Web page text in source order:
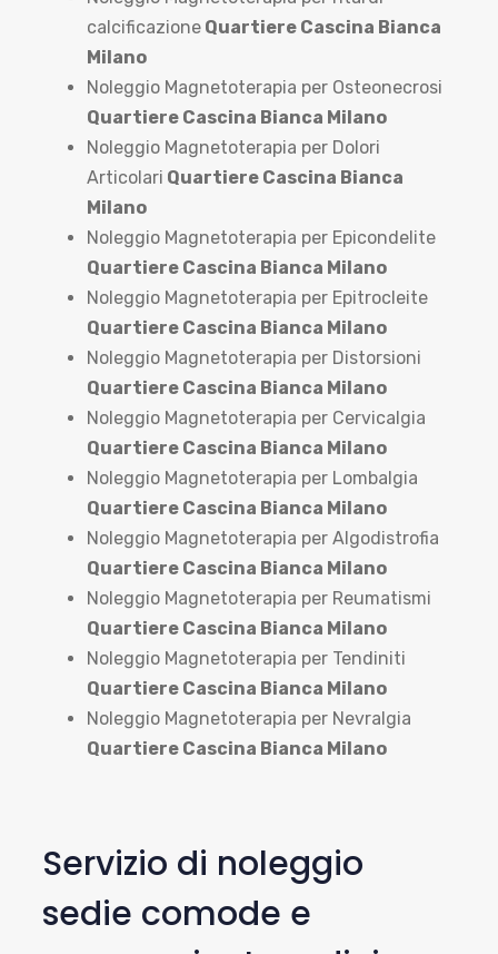
calcificazione Quartiere Cascina Bianca
Milano
Noleggio Magnetoterapia per Osteonecrosi
Quartiere Cascina Bianca Milano
Noleggio Magnetoterapia per Dolori
Articolari Quartiere Cascina Bianca
Milano
Noleggio Magnetoterapia per Epicondelite
Quartiere Cascina Bianca Milano
Noleggio Magnetoterapia per Epitrocleite
Quartiere Cascina Bianca Milano
Noleggio Magnetoterapia per Distorsioni
Quartiere Cascina Bianca Milano
Noleggio Magnetoterapia per Cervicalgia
Quartiere Cascina Bianca Milano
Noleggio Magnetoterapia per Lombalgia
Quartiere Cascina Bianca Milano
Noleggio Magnetoterapia per Algodistrofia
Quartiere Cascina Bianca Milano
Noleggio Magnetoterapia per Reumatismi
Quartiere Cascina Bianca Milano
Noleggio Magnetoterapia per Tendiniti
Quartiere Cascina Bianca Milano
Noleggio Magnetoterapia per Nevralgia
Quartiere Cascina Bianca Milano
Servizio di noleggio
sedie comode e